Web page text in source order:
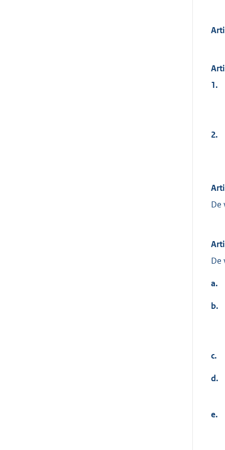
1.
2.
De
De
a.
b.
c.
d.
e.